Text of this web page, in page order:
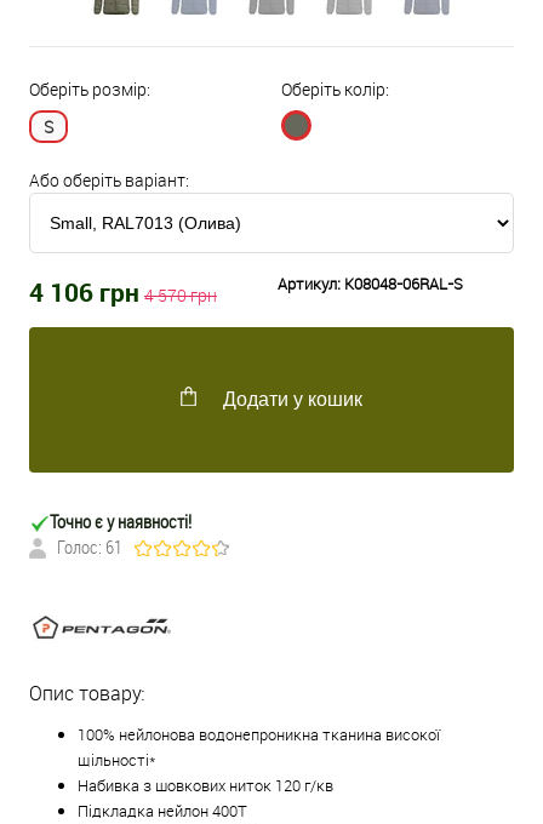
Оберіть розмір:
S
Оберіть колір:
Або оберіть варіант:
4 106 грн 4 570грн Артикул: K08048-06RAL-S
Додати у кошик
Точно є у наявності!
Голос: 61
Опис товару:
100% нейлонова водонепроникна тканина високої
щільності*
Набивка з шовкових ниток 120 г/кв
Підкладка нейлон 400T